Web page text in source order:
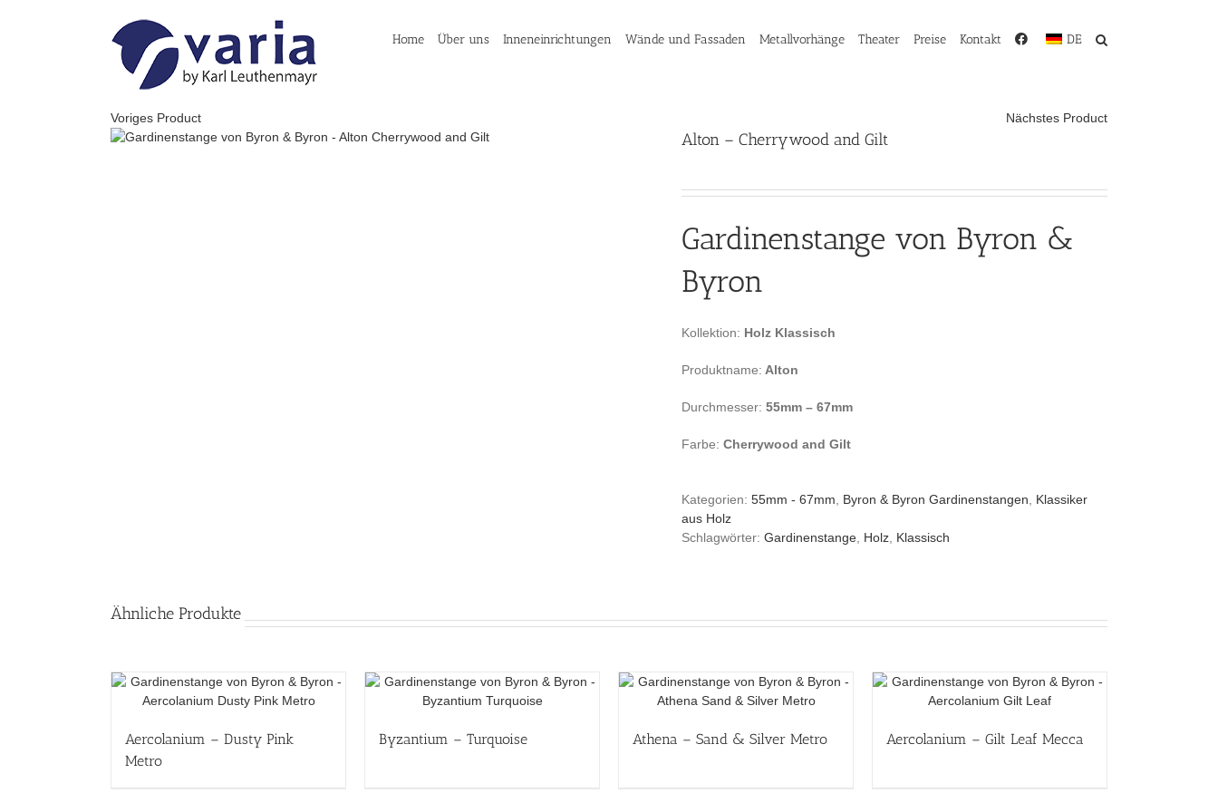
Home Über uns Inneneinrichtungen Wände und Fassaden Metallvorhänge Theater Preise Kontakt DE
Voriges Product Nächstes Product
Alton – Cherrywood and Gilt
Gardinenstange von Byron &
Byron
Kollektion: Holz Klassisch
Produktname: Alton
Durchmesser: 55mm – 67mm
Farbe: Cherrywood and Gilt
Kategorien: 55mm - 67mm Byron & Byron Gardinenstangen
Klassiker
aus Holz
Schlagwörter: Gardinenstange Holz Klassisch
Ähnliche Produkte
Aercolanium – Dusty Pink
Metro
Byzantium – Turquoise Athena – Sand & Silver Metro Aercolanium – Gilt Leaf Mecca